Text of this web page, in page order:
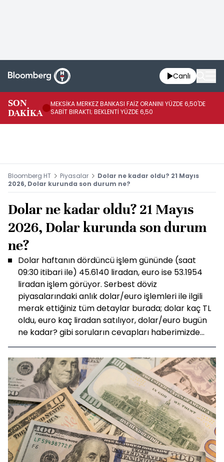
Canlı
SON
DAKİKA
MEKSİKA MERKEZ BANKASI FAİZ ORANINI YÜZDE 6,50'DE
SABİT BIRAKTI; BEKLENTİ YÜZDE 6,50
Bloomberg HT Piyasalar
Dolar ne kadar oldu? 21 Mayıs
2026, Dolar kurunda son durum ne?
Dolar ne kadar oldu? 21 Mayıs
2026, Dolar kurunda son durum
ne?
Dolar haftanın dördüncü işlem gününde (saat
09:30 itibari ile) 45.6140 liradan, euro ise 53.1954
liradan işlem görüyor. Serbest döviz
piyasalarındaki anlık dolar/euro işlemleri ile ilgili
merak ettiğiniz tüm detaylar burada; dolar kaç TL
oldu, euro kaç liradan satılıyor, dolar/euro bugün
ne kadar? gibi soruların cevapları haberimizde...